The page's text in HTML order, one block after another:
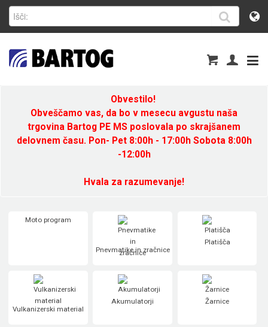
Obvestilo!
Obveščamo vas, da bo v mesecu avgustu naša
trgovina Bartog PE MS poslovala po skrajšanem
delovnem času. Pon- Pet 8:00h - 17:00h Sobota 8:00h
-12:00h
Hvala za razumevanje!
Moto program
Pnevmatike in zračnice
Platišča
Vulkanizerski material
Akumulatorji Žarnice